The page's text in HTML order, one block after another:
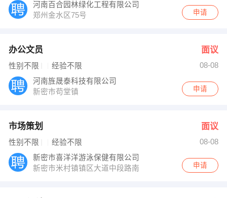
河南百合园林绿化工程有限公司
郑州金水区75号
申请
办公文员 面议
性别不限 经验不限
08-08
河南旌晟泰科技有限公司
新密市苟堂镇
申请
市场策划 面议
性别不限 经验不限
08-08
新密市喜洋洋游泳保健有限公司
新密市米村镇镇区大道中段路南
申请